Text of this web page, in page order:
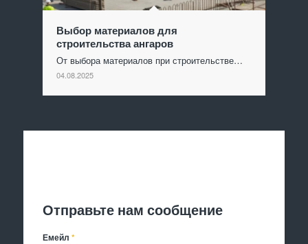
Выбор материалов для
строительства ангаров
От выбора материалов при строительстве…
04.08.2025
Отправьте нам сообщение
Емейл*